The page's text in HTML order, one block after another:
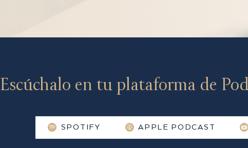
Escúchalo en tu plataforma de
SPOTIFY APPLE PODCAST